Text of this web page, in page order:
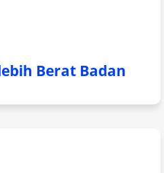
Berat Badan